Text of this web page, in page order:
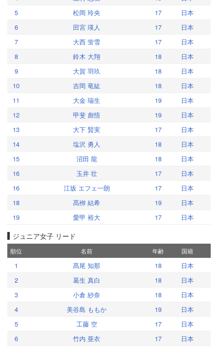
5
松岡 玲央 17
日本
6
田宮 瑛人 17
日本
7
大西 蛍雪 17
日本
8
鈴木 大翔 18
日本
9
大賀 羽玖 18
日本
10
吉岡 竜紘 18
日本
11
大金 瑞生 19
日本
12
甲斐 彪悟 19
日本
13
大下 賢実 17
日本
14
塩沢 勇人 18
日本
15
沼田 龍 18
日本
16
玉井 壮 17
日本
16
江坂 エフェ一朗 17
日本
18
髙栁 結希 19
日本
19
愛甲 裕大 17 日本
ジュニア女子 リード
順位 名前 年齢 国籍
1 髙尾 知那 18
日本
2
葛生 真白 18
日本
3
小倉 紗奈 18
日本
4
美谷島 ももか 19
日本
5
工藤 空 17
日本
6
竹内 亜衣 17
日本